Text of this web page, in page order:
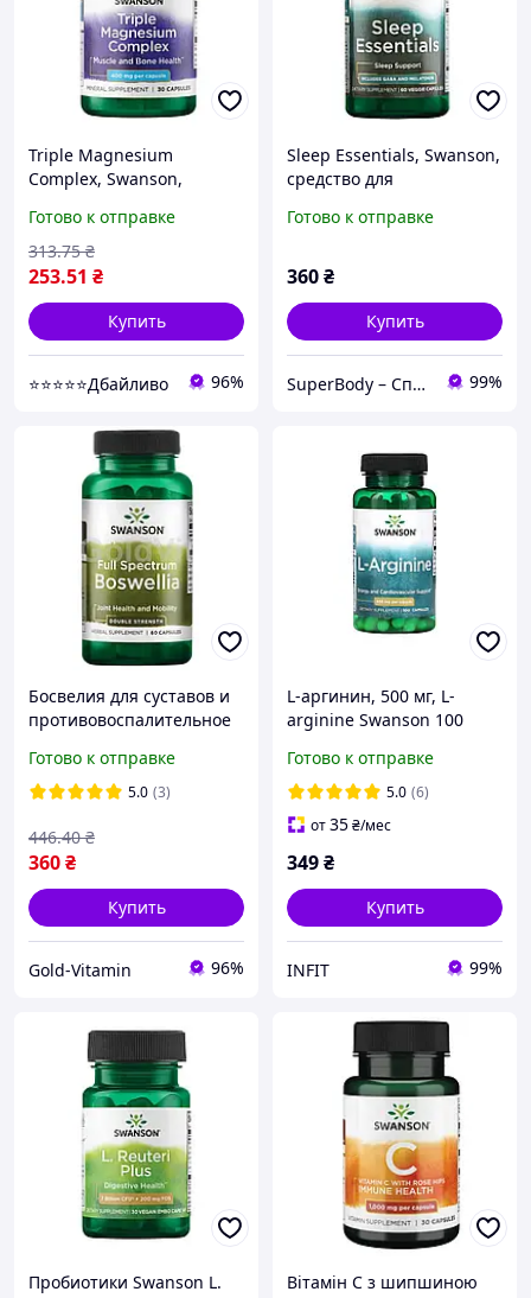
Triple Magnesium
Complex, Swanson,
магния, 400 мг, 30 капсул
Готово к отправке
253.51 ₴
313.75 ₴
Купить
⭐⭐⭐⭐⭐Дбайливо 96%
Sleep Essentials, Swanson,
средство для
капсул
Готово к отправке
360₴
Купить
SuperBody – Спортивное питание и аксессуары для спортсменов и не только!!! 99%
Босвелия для суставов и
противовоспалительное
Boswellia Double Strength
800 mg 60 капс
Готово к отправке
5.0 (3)
360₴
446.40 ₴
Купить
Gold-Vitamin 96%
L-аргинин, 500 мг, L-
arginine Swanson 100
Готово к отправке
5.0 (6)
от35₴/мес
349₴
Купить
INFIT 99%
Пробиотики Swanson L.
Вітамін С з шипшиною